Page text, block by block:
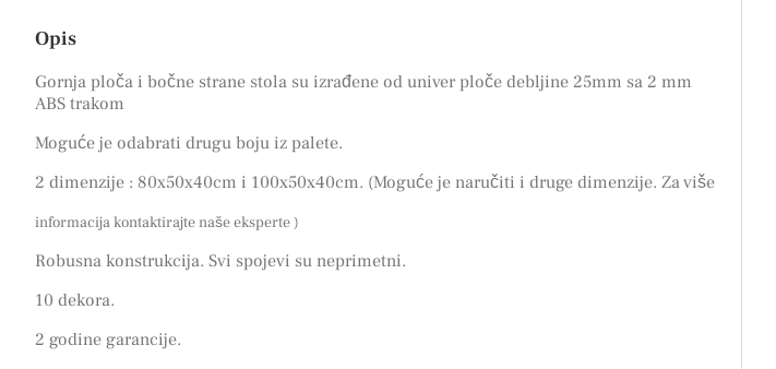
Opis
Gornja ploča i bočne strane stola su izrađene od univer ploče debljine 25mm sa 2 mm
ABS trakom
Moguće je odabrati drugu boju iz palete.
2 dimenzije : 80x50x40cm i 100x50x40cm. (Moguće je naručiti i druge dimenzije. Za više
informacija kontaktirajte naše eksperte )
Robusna konstrukcija. Svi spojevi su neprimetni.
10 dekora.
2 godine garancije.